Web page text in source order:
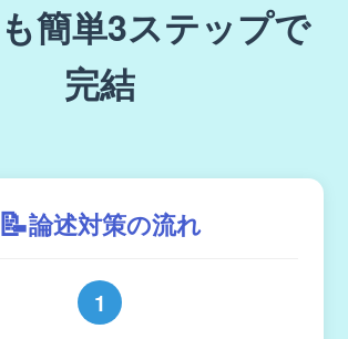
簡単3ステップで
完結
📝論述対策の流れ
1